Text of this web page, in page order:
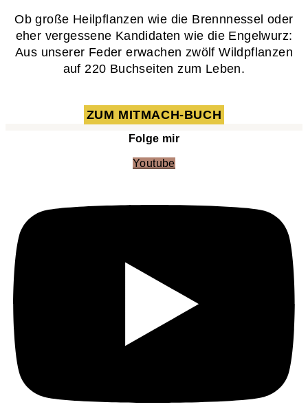
Ob große Heilpflanzen wie die Brennnessel oder
eher vergessene Kandidaten wie die Engelwurz:
Aus unserer Feder erwachen zwölf Wildpflanzen
auf 220 Buchseiten zum Leben.
ZUM MITMACH-BUCH
Folge mir
Youtube